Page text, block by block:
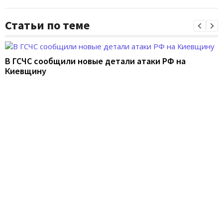
Статьи по теме
В ГСЧС сообщили новые детали атаки РФ на
Киевщину